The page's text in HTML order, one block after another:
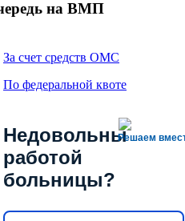
на ВМП
За счет средств ОМС
По федеральной квоте
Решаем
Недовольны
работой
больницы?